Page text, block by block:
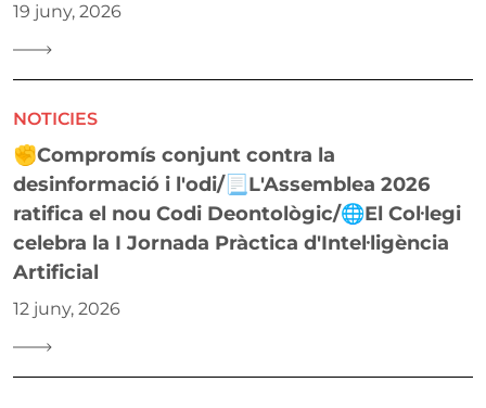
19 juny, 2026
NOTICIES
✊Compromís conjunt contra la
desinformació i l'odi/📃L'Assemblea 2026
ratifica el nou Codi Deontològic/🌐El Col·legi
celebra la I Jornada Pràctica d'Intel·ligència
Artificial
12 juny, 2026